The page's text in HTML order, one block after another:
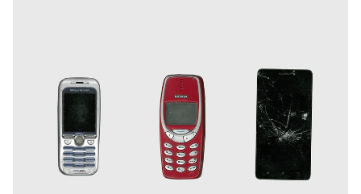
visuels présentés. Ainsi, Digital DNA met en avant l’écart créé par
cette non-correspondance entre « catégories » et « visuels »
proposés. Essayer l'expérience